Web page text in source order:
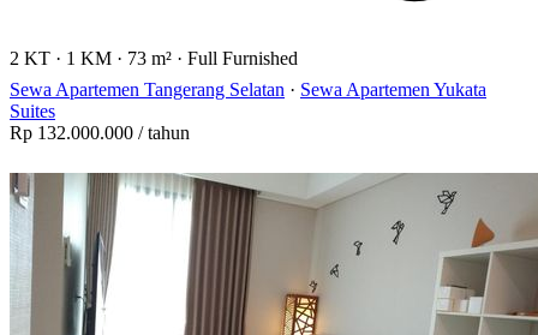
2 KT · 1 KM · 73 m² · Full Furnished
Sewa Apartemen Tangerang Selatan · Sewa Apartemen Yukata
Suites
Rp 132.000.000 / tahun